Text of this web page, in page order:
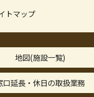
トマップ
地図(施設一覧)
口延長・休日の取扱業務